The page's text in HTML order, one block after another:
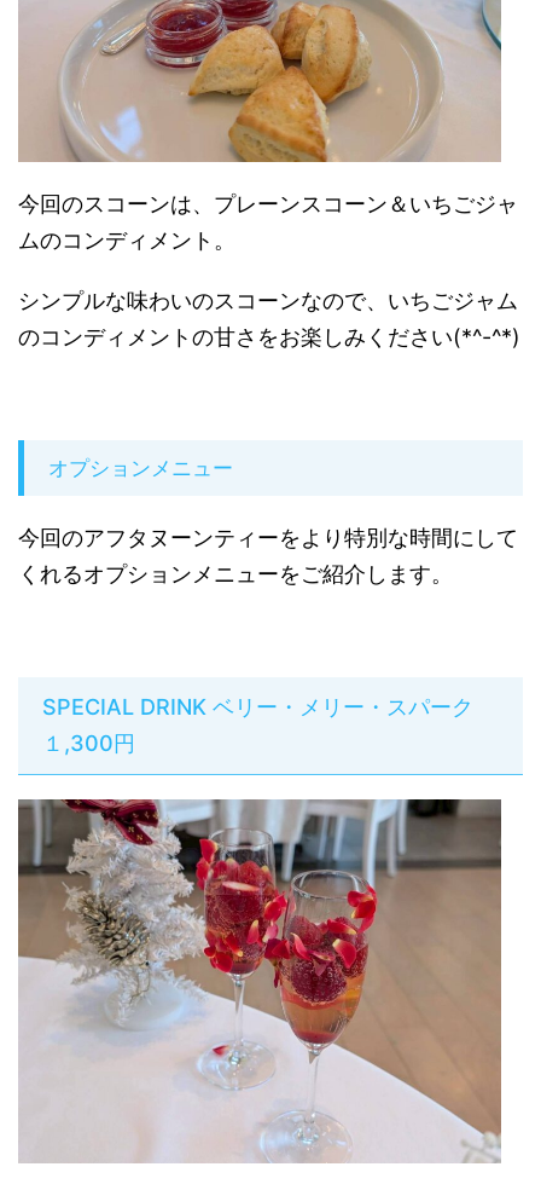
今回のスコーンは、プレーンスコーン＆いちごジャ
ムのコンディメント。
シンプルな味わいのスコーンなので、いちごジャム
のコンディメントの甘さをお楽しみください(*^-^*)
オプションメニュー
今回のアフタヌーンティーをより特別な時間にして
くれるオプションメニューをご紹介します。
SPECIAL DRINK ベリー・メリー・スパーク
１,300円